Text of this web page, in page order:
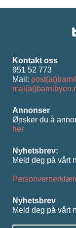
Kontakt oss
951 52 773
Mail:
Annonser
Ønsker du å
her
Nyhetsbrev:
Meld deg på vårt
Nyhetsbrev
Meld deg på vårt